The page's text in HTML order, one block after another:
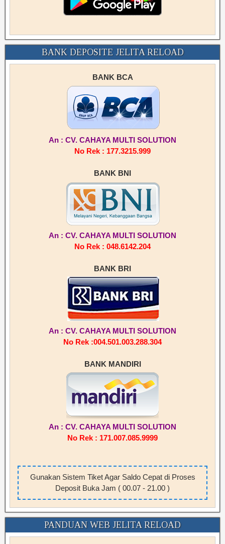
BANK DEPOSITE JELITA RELOAD
BANK BCA
An : CV. CAHAYA MULTI SOLUTION
No Rek : 177.3215.999
BANK BNI
An : CV. CAHAYA MULTI SOLUTION
No Rek : 048.6142.204
BANK BRI
An : CV. CAHAYA MULTI SOLUTION
No Rek :004.501.003.288.304
BANK MANDIRI
An : CV. CAHAYA MULTI SOLUTION
No Rek : 171.007.085.9999
Gunakan Sistem Tiket Agar Saldo Cepat di Proses
Deposit Buka Jam ( 00.07 - 21.00 )
PANDUAN WEB JELITA RELOAD